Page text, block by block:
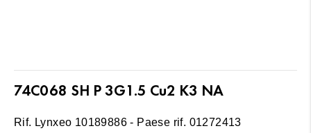
74C068 SH P 3G1.5 Cu2 K3 NA
Rif. Lynxeo 10189886 - Paese rif. 01272413